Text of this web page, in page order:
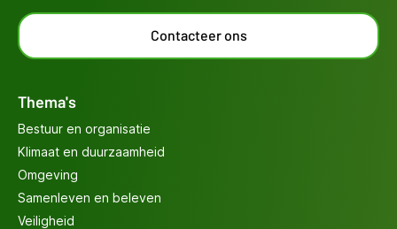
Contacteer ons
Thema's
Bestuur en organisatie
Klimaat en duurzaamheid
Omgeving
Samenleven en beleven
Veiligheid